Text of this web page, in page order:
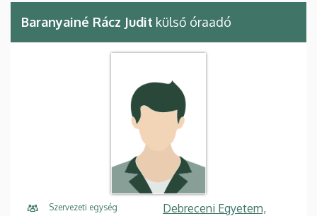
Baranyainé Rácz Judit külső óraadó
Szervezeti egység
Debreceni Egyetem,